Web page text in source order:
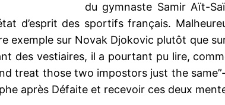
du gymnaste Samir Aït-
d’esprit des sportifs français.
exemple sur Novak Djokovic plutôt que
des vestiaires, il a pourtant pu lire,
treat those two impostors just the
après Défaite et recevoir ces deux